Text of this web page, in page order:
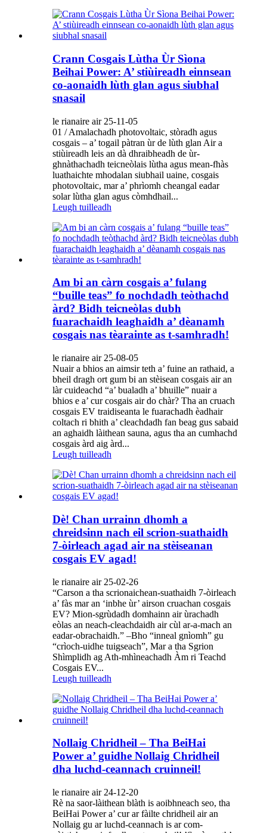
Crann Cosgais Lùtha Ùr Sìona
Beihai Power: A’ stiùireadh einnsean
co-aonaidh lùth glan agus siubhal
snasail
le rianaire air 25-11-05
01 / Amalachadh photovoltaic, stòradh agus
cosgais – a’ togail pàtran ùr de lùth glan Air a
stiùireadh leis an dà dhraibheadh ​​​​​​de ùr-
ghnàthachadh teicneòlais lùtha agus mean-fhàs
luathaichte mhodalan siubhail uaine, cosgais
photovoltaic, mar a’ phrìomh cheangal eadar
solar lùtha glan agus còmhdhail...
Leugh tuilleadh
Am bi an càrn cosgais a’ fulang
“buille teas” fo nochdadh teòthachd
àrd? Bidh teicneòlas dubh
fuarachaidh leaghaidh a’ dèanamh
cosgais nas tèarainte as t-samhradh!
le rianaire air 25-08-05
Nuair a bhios an aimsir teth a’ fuine an rathaid, a
bheil dragh ort gum bi an stèisean cosgais air an
làr cuideachd “a’ bualadh a’ bhuille” nuair a
bhios e a’ cur cosgais air do chàr? Tha an cruach
cosgais EV traidiseanta le fuarachadh èadhair
coltach ri bhith a’ cleachdadh fan beag gus sabaid
an aghaidh làithean sauna, agus tha an cumhachd
cosgais àrd aig àrd...
Leugh tuilleadh
Dè! Chan urrainn dhomh a
chreidsinn nach eil scrion-suathaidh
7-òirleach agad air na stèiseanan
cosgais EV agad!
le rianaire air 25-02-26
“Carson a tha scrionaichean-suathaidh 7-òirleach
a’ fàs mar an ‘inbhe ùr’ airson cruachan cosgais
EV? Mion-sgrùdadh domhainn air ùrachadh
eòlas an neach-cleachdaidh air cùl ar-a-mach an
eadar-obrachaidh.” –Bho “inneal gnìomh” gu
“crìoch-uidhe tuigseach”, Mar a tha Sgrion
Shìmplidh ag Ath-mhìneachadh Àm ri Teachd
Cosgais EV...
Leugh tuilleadh
Nollaig Chridheil – Tha BeiHai
Power a’ guidhe Nollaig Chridheil
dha luchd-ceannach cruinneil!
le rianaire air 24-12-20
Rè na saor-làithean blàth is aoibhneach seo, tha
BeiHai Power a’ cur ar fàilte chridheil air an
Nollaig gu ar luchd-ceannach is ar com-